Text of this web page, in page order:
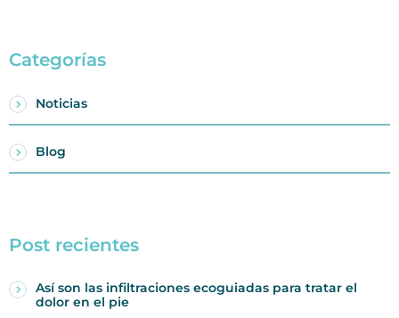
Categorías
Noticias
Blog
Post recientes
Así son las infiltraciones ecoguiadas para tratar el
dolor en el pie